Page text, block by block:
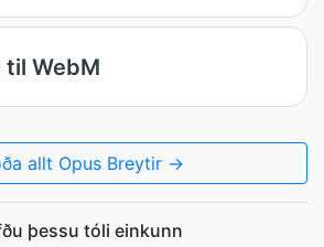
til WebM
allt Opus Breytir →
þessu tóli einkunn